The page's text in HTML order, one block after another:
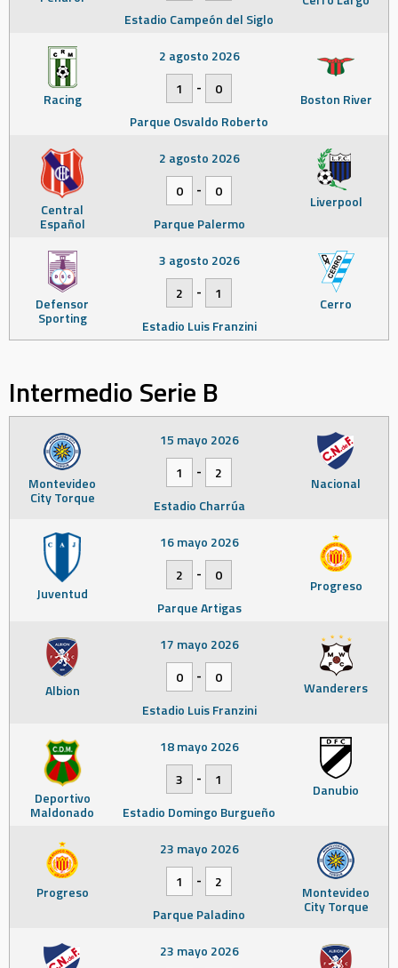
Estadio Campeón del Siglo
Racing Boston River
2 agosto 2026
1
-
0
Parque Osvaldo Roberto
Central
Español
Liverpool
2 agosto 2026
0
-
0
Parque Palermo
Defensor
Sporting
Cerro
3 agosto 2026
2
-
1
Estadio Luis Franzini
Intermedio Serie B
Montevideo
City Torque
Nacional
15 mayo 2026
1
-
2
Estadio Charrúa
Juventud Progreso
16 mayo 2026
2
-
0
Parque Artigas
Albion Wanderers
17 mayo 2026
0
-
0
Estadio Luis Franzini
Deportivo
Maldonado
Danubio
18 mayo 2026
3
-
1
Estadio Domingo Burgueño
Progreso Montevideo
City Torque
23 mayo 2026
1
-
2
Parque Paladino
23 mayo 2026